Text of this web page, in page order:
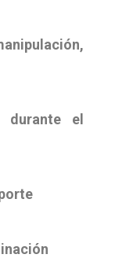
durante el